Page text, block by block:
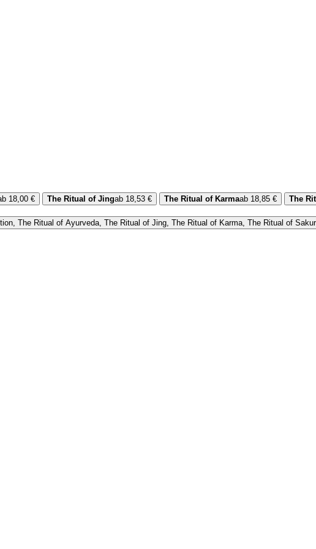
18,00 € The Ritual of Jingab 18,53 € The Ritual of Karmaab 18,85 € The
The Ritual of Ayurveda, The Ritual of Jing, The Ritual of Karma, The Ritual of